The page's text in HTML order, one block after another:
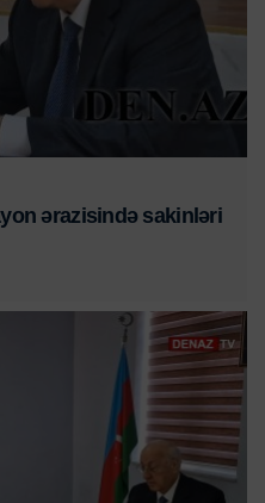
ərazisində sakinləri